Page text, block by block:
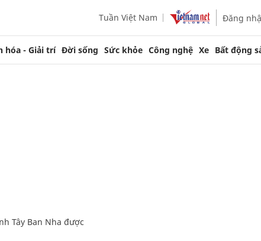
Tuần Việt Nam Đăng
hóa - Giải trí Đời sống Sức khỏe Công nghệ Xe Bất động